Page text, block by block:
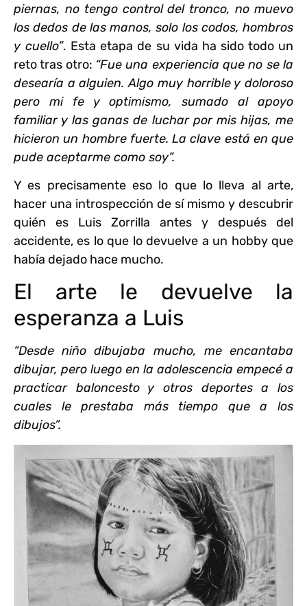
piernas, no tengo control del tronco, no muevo
los dedos de las manos, solo los codos, hombros
y cuello”. Esta etapa de su vida ha sido todo un
reto tras otro: “Fue una experiencia que no se la
desearía a alguien. Algo muy horrible y doloroso
pero mi fe y optimismo, sumado al apoyo
familiar y las ganas de luchar por mis hijas, me
hicieron un hombre fuerte. La clave está en que
pude aceptarme como soy”.
Y es precisamente eso lo que lo lleva al arte,
hacer una introspección de sí mismo y descubrir
quién es Luis Zorrilla antes y después del
accidente, es lo que lo devuelve a un hobby que
había dejado hace mucho.
El arte le devuelve la
esperanza a Luis
“Desde niño dibujaba mucho, me encantaba
dibujar, pero luego en la adolescencia empecé a
practicar baloncesto y otros deportes a los
cuales le prestaba más tiempo que a los
dibujos”.